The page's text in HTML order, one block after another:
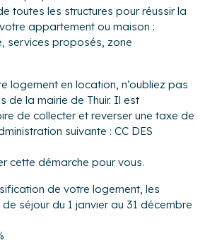
toutes les structures pour réussir la
appartement ou maison :
services proposés, zone
logement en location, n’oubliez pas
de la mairie de Thuir. Il est
de collecter et reverser une taxe de
suivante : CC DES
cette démarche pour vous.
de votre logement, les
séjour du 1 janvier au 31 décembre